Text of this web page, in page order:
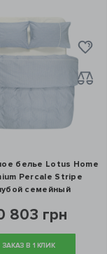
белье Lotus Home
Percale Stripe
семейный
803 грн
ЗАКАЗ В 1 КЛИК